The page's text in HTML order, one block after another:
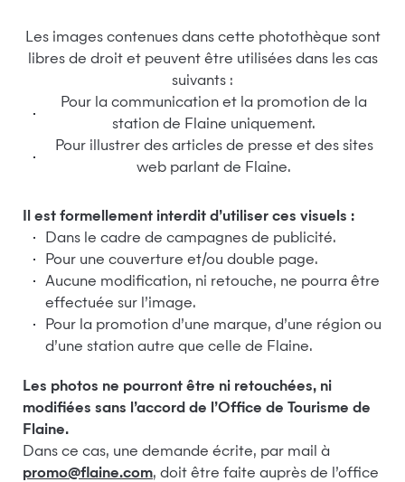
Les images contenues dans cette photothèque sont
libres de droit et peuvent être utilisées dans les cas
suivants :
Pour la communication et la promotion de la
station de Flaine uniquement.
Pour illustrer des articles de presse et des sites
web parlant de Flaine.
Il est formellement interdit d’utiliser ces visuels :
Dans le cadre de campagnes de publicité.
Pour une couverture et/ou double page.
Aucune modification, ni retouche, ne pourra être
effectuée sur l’image.
Pour la promotion d’une marque, d’une région ou
d’une station autre que celle de Flaine.
Les photos ne pourront être ni retouchées, ni
modifiées sans l’accord de l’Office de Tourisme de
Flaine.
Dans ce cas, une demande écrite, par mail à
promo@flaine.com, doit être faite auprès de l’office